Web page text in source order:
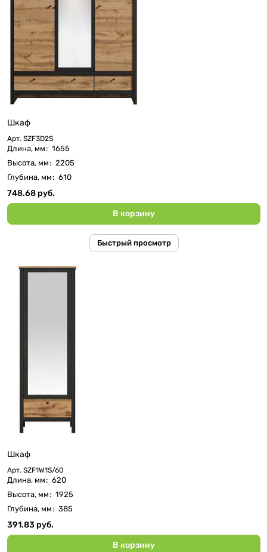
Шкаф
Арт. SZF3D2S
Длина, мм: 1655
Высота, мм: 2205
Глубина, мм: 610
748.68 руб.
В корзину
Быстрый просмотр
Шкаф
Арт. SZF1W1S/60
Длина, мм: 620
Высота, мм: 1925
Глубина, мм: 385
391.83 руб.
В корзину